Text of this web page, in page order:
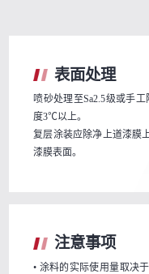
表面处理
喷砂处理至Sa2.5级或手
度3℃以上。
复层涂装应除净上道漆膜
漆膜表面。
注意事项
• 涂料的实际使用量取决